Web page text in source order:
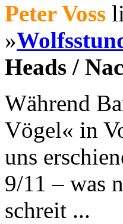
Peter Voss
»
Heads /
Während
Vögel« in
uns
9/11 – was
schreit ...